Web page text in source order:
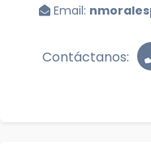
Email:
Contáctanos: